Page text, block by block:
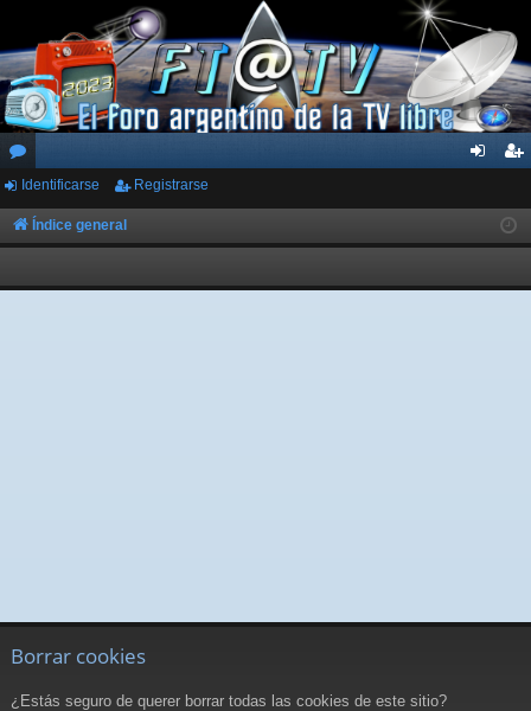
or
os
ar
ist
rs
Identificarse Registrarse
Índice general
Borrar cookies
¿Estás seguro de querer borrar todas las cookies de este sitio?